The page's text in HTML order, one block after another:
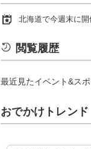
北海道で今週末に
閲覧履歴
最近見たイベント&ス
おでかけトレンド